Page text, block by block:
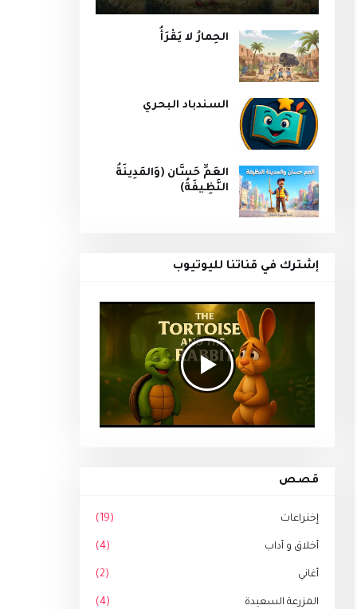
الحِمارُ لا يَقْرَأُ
السندباد البحري
العَمِّ حَسَّان (وَالمَدِينَةُ
النَّظِيفَةُ)
إشترك في قناتنا لليوتيوب
قصص
إختراعات (19)
أخلاق و أداب (4)
أغاني (2)
المزرعة السعيدة (4)